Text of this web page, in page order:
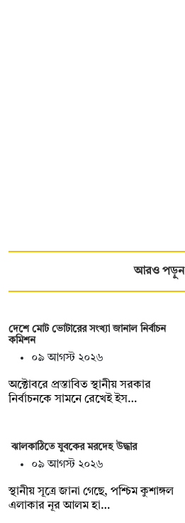
আরও পড়ুন
দেশে মোট ভোটারের সংখ্যা জানাল নির্বাচন
কমিশন
০৯ আগস্ট ২০২৬
অক্টোবরে প্রস্তাবিত স্থানীয় সরকার
নির্বাচনকে সামনে রেখেই ইস…
ঝালকাঠিতে যুবকের মরদেহ উদ্ধার
০৯ আগস্ট ২০২৬
স্থানীয় সূত্রে জানা গেছে, পশ্চিম কুশাঙ্গল
এলাকার নূর আলম হা…